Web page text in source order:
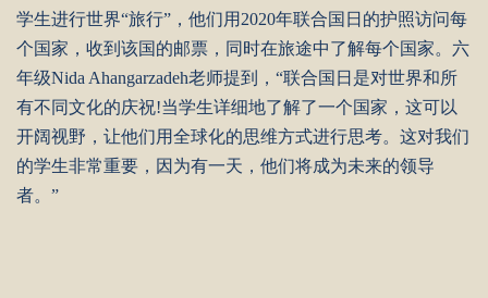
学生进行世界“旅行”，他们用2020年联合国日的护照访问每
个国家，收到该国的邮票，同时在旅途中了解每个国家。六
年级Nida Ahangarzadeh老师提到，“联合国日是对世界和所
有不同文化的庆祝!当学生详细地了解了一个国家，这可以
开阔视野，让他们用全球化的思维方式进行思考。这对我们
的学生非常重要，因为有一天，他们将成为未来的领导
者。”